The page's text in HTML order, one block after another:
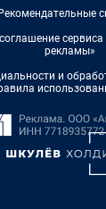
рекламы»
и